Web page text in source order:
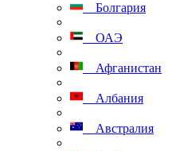
Болгария
ОАЭ
Афганистан
Албания
Австралия